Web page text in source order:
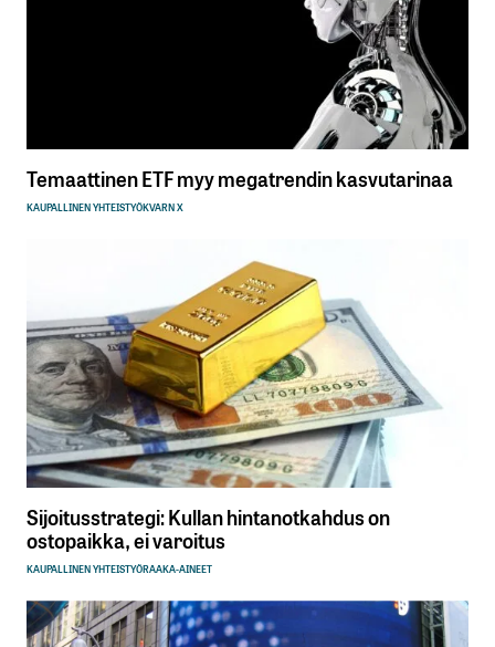
Temaattinen ETF myy megatrendin kasvutarinaa
KAUPALLINEN YHTEISTYÖKVARN X
Sijoitusstrategi: Kullan hintanotkahdus on
ostopaikka, ei varoitus
KAUPALLINEN YHTEISTYÖRAAKA-AINEET